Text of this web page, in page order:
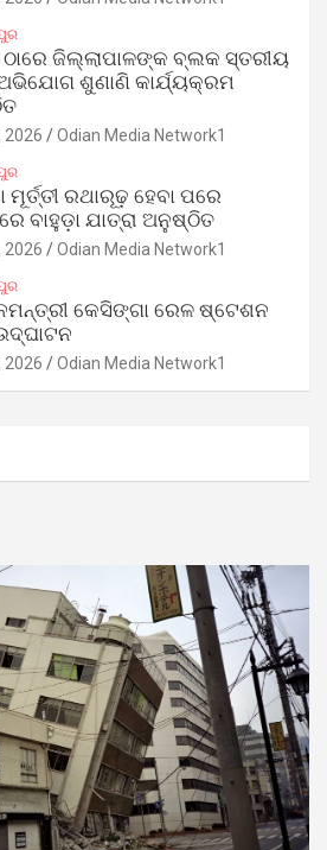
ଠାରେ ଜିଲ୍ଲାପାଳଙ୍କ ବ୍ଲକ ସ୍ତରୀୟ
ଶୁଣାଣି କାର୍ଯ୍ୟକ୍ରମ
2026 Odian Media Network1
ମୂର୍ତ୍ତୀ ରଥାରୂଢ଼ ହେବା ପରେ
ବାହୁଡ଼ା ଯାତ୍ରା ଅନୁଷ୍ଠିତ
2026 Odian Media Network1
କେସିଙ୍ଗା ରେଳ ଷ୍ଟେଶନ
2026 Odian Media Network1